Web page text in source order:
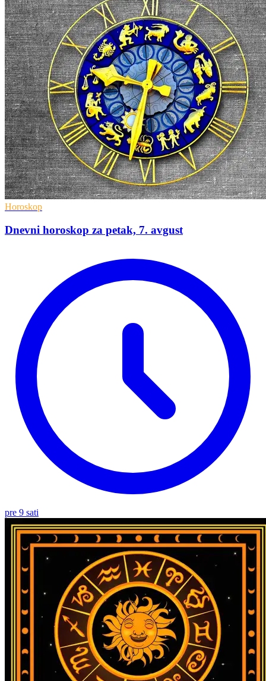
Horoskop
Dnevni horoskop za petak, 7. avgust
pre 9 sati